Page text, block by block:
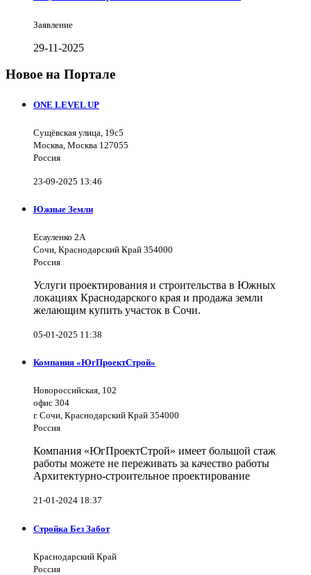
Заявление
29-11-2025
Новое на Портале
ONE LEVEL UP
Сущёвская улица, 19с5
Москва, Москва 127055
Россия
23-09-2025 13:46
Южные Земли
Есауленко 2А
Сочи, Краснодарский Край 354000
Россия
Услуги проектирования и строительства в Южных
локациях Краснодарского края и продажа земли
желающим купить участок в Сочи.
05-01-2025 11:38
Компания «ЮгПроектСтрой»
Новороссийская, 102
офис 304
г. Сочи, Краснодарский Край 354000
Россия
Компания «ЮгПроектСтрой» имеет большой стаж
работы можете не переживать за качество работы
Архитектурно-строительное проектирование
21-01-2024 18:37
Стройка Без Забот
Краснодарский Край
Россия